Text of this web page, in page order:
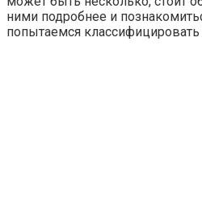
ними подробнее и
попытаемся